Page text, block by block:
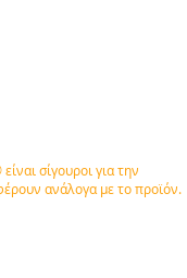
σίγουροι για την
ανάλογα με το προϊόν.